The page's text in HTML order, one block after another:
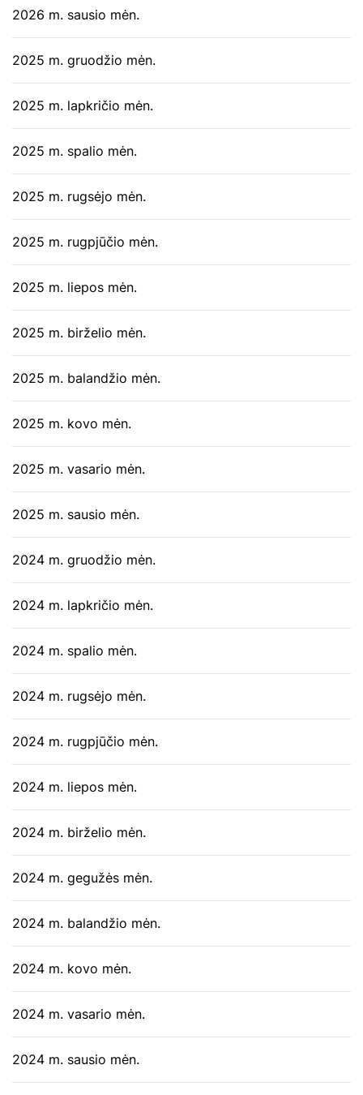
2026 m. sausio mėn.
2025 m. gruodžio mėn.
2025 m. lapkričio mėn.
2025 m. spalio mėn.
2025 m. rugsėjo mėn.
2025 m. rugpjūčio mėn.
2025 m. liepos mėn.
2025 m. birželio mėn.
2025 m. balandžio mėn.
2025 m. kovo mėn.
2025 m. vasario mėn.
2025 m. sausio mėn.
2024 m. gruodžio mėn.
2024 m. lapkričio mėn.
2024 m. spalio mėn.
2024 m. rugsėjo mėn.
2024 m. rugpjūčio mėn.
2024 m. liepos mėn.
2024 m. birželio mėn.
2024 m. gegužės mėn.
2024 m. balandžio mėn.
2024 m. kovo mėn.
2024 m. vasario mėn.
2024 m. sausio mėn.